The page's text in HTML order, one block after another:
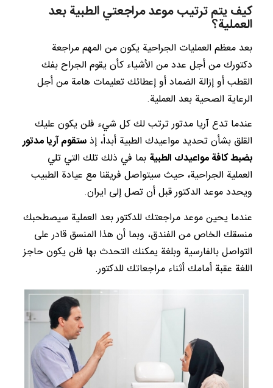
كيف يتم ترتيب موعد مراجعتي الطبية بعد
العملية؟
بعد معظم العمليات الجراحية يكون من المهم مراجعة
دكتورك من أجل عدد من الأشياء كأن يقوم الجراح بفك
القطب أو إزالة الضماد أو إعطائك تعليمات هامة من أجل
الرعاية الصحية بعد العملية.
عندما تدع آريا مدتور ترتب لك كل شيء فلن يكون عليك
القلق بشأن تحديد مواعيدك الطبية أبداً، إذستقوم آريا مدتور
بضبط كافة مواعيدك الطبية بما في ذلك تلك التي تلي
العملية الجراحية، حيث سيتواصل فريقنا مع عيادة الطبيب
ويحدد موعد الدكتور قبل أن تصل إلى ايران.
عندما يحين موعد مراجعتك للدكتور بعد العملية سيصطحبك
منسقك الخاص من الفندق، وبما أن هذا المنسق قادر على
التواصل بالفارسية وبلغة يمكنك التحدث بها فلن يكون حاجز
اللغة عقبة أمامك أثناء مراجعاتك للدكتور.